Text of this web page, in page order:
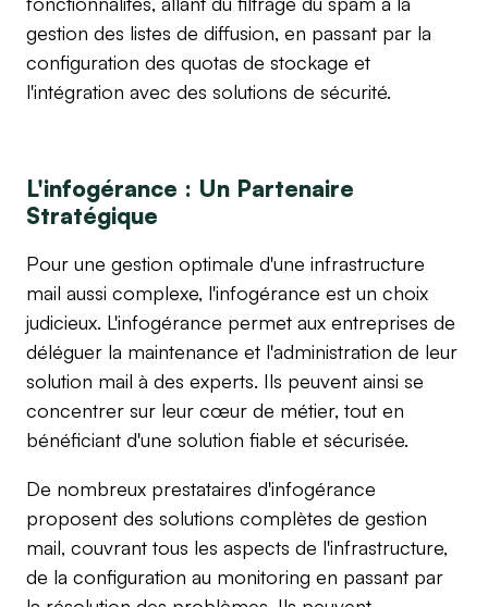
gestion des listes de diffusion, en passant par la
configuration des quotas de stockage et
l'intégration avec des solutions de sécurité.
L'infogérance : Un Partenaire
Stratégique
Pour une gestion optimale d'une infrastructure
mail aussi complexe, l'infogérance est un choix
judicieux. L'infogérance permet aux entreprises de
déléguer la maintenance et l'administration de leur
solution mail à des experts. Ils peuvent ainsi se
concentrer sur leur cœur de métier, tout en
bénéficiant d'une solution fiable et sécurisée.
De nombreux prestataires d'infogérance
proposent des solutions complètes de gestion
mail, couvrant tous les aspects de l'infrastructure,
de la configuration au monitoring en passant par